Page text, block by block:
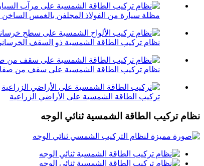
مظلة سيارة من الفولاذ المجلفن بالغمس
نظام تركيب الطاقة الشمسية ذو السقف
نظام تركيب الطاقة الشمسية على سقف من
تركيب الطاقة الشمسية على الأراضي الزراعية
نظام تركيب الطاقة الشمسية ثنائي الوجه